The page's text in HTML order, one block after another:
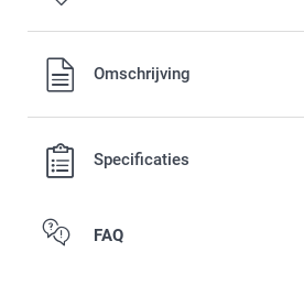
Alle prijzen zijn in EURO (€) inclusief
verzendkosten.Omschrijving
Specificaties
FAQ